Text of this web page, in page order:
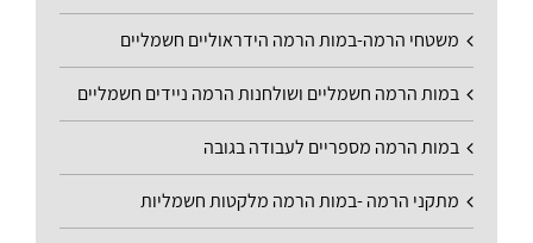
משטחי הרמה-במות הרמה הידראוליים חשמליים
במות הרמה חשמליים ושולחנות הרמה ניידים חשמליים
במות הרמה מספריים לעבודה בגובה
מתקני הרמה -במות הרמה מלקטות חשמליות